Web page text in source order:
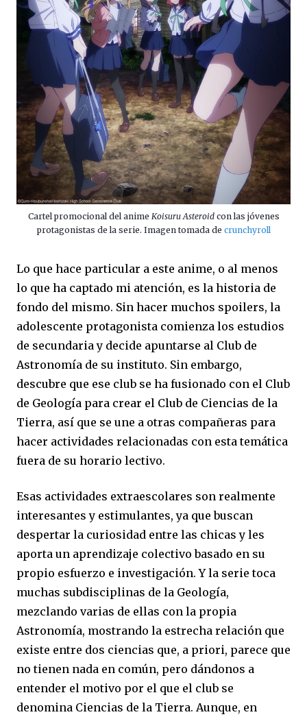
Cartel promocional del anime Koisuru Asteroidcon las jóvenes
protagonistas de la serie. Imagen tomada de crunchyroll
Lo que hace particular a este anime, o al menos
lo que ha captado mi atención, es la historia de
fondo del mismo. Sin hacer muchos spoilers, la
adolescente protagonista comienza los estudios
de secundaria y decide apuntarse al Club de
Astronomía de su instituto. Sin embargo,
descubre que ese club se ha fusionado con el Club
de Geología para crear el Club de Ciencias de la
Tierra, así que se une a otras compañeras para
hacer actividades relacionadas con esta temática
fuera de su horario lectivo.
Esas actividades extraescolares son realmente
interesantes y estimulantes, ya que buscan
despertar la curiosidad entre las chicas y les
aporta un aprendizaje colectivo basado en su
propio esfuerzo e investigación. Y la serie toca
muchas subdisciplinas de la Geología,
mezclando varias de ellas con la propia
Astronomía, mostrando la estrecha relación que
existe entre dos ciencias que, a priori, parece que
no tienen nada en común, pero dándonos a
entender el motivo por el que el club se
denomina Ciencias de la Tierra. Aunque, en